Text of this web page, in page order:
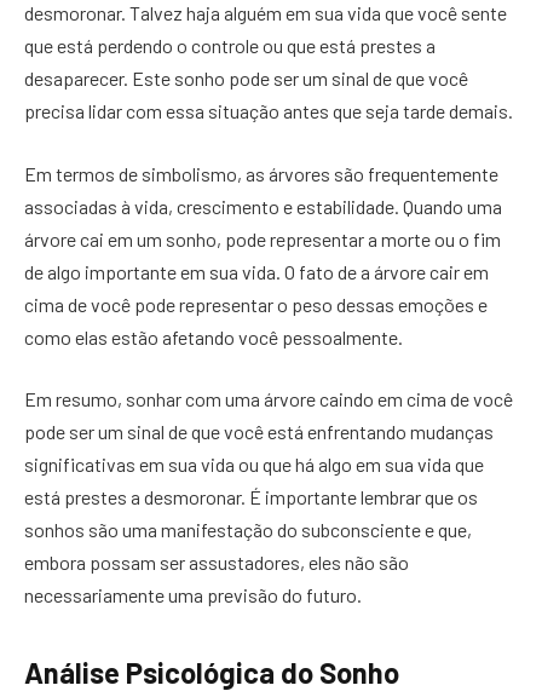
desmoronar. Talvez haja alguém em sua vida que você sente
que está perdendo o controle ou que está prestes a
desaparecer. Este sonho pode ser um sinal de que você
precisa lidar com essa situação antes que seja tarde demais.
Em termos de simbolismo, as árvores são frequentemente
associadas à vida, crescimento e estabilidade. Quando uma
árvore cai em um sonho, pode representar a morte ou o fim
de algo importante em sua vida. O fato de a árvore cair em
cima de você pode representar o peso dessas emoções e
como elas estão afetando você pessoalmente.
Em resumo, sonhar com uma árvore caindo em cima de você
pode ser um sinal de que você está enfrentando mudanças
significativas em sua vida ou que há algo em sua vida que
está prestes a desmoronar. É importante lembrar que os
sonhos são uma manifestação do subconsciente e que,
embora possam ser assustadores, eles não são
necessariamente uma previsão do futuro.
Análise Psicológica do Sonho